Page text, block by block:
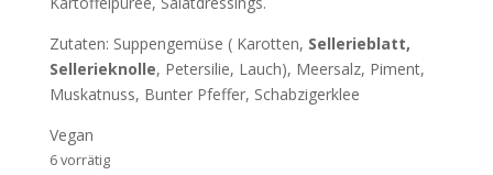
Zutaten: Suppengemüse ( Karotten, Sellerieblatt,
Sellerieknolle, Petersilie, Lauch), Meersalz, Piment,
Muskatnuss, Bunter Pfeffer, Schabzigerklee
Vegan
6 vorrätig